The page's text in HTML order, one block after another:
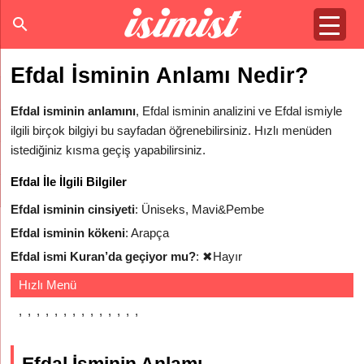
Efdal İsminin Anlamı Nedir?
Efdal isminin anlamını, Efdal isminin analizini ve Efdal ismiyle
ilgili birçok bilgiyi bu sayfadan öğrenebilirsiniz. Hızlı menüden
istediğiniz kısma geçiş yapabilirsiniz.
Efdal İle İlgili Bilgiler
Efdal isminin cinsiyeti: Üniseks, Mavi&Pembe
Efdal isminin kökeni: Arapça
Efdal ismi Kuran’da geçiyor mu?: ✖Hayır
Hızlı Menü